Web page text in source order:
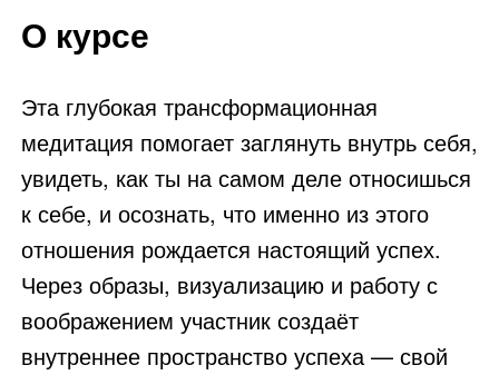
О курсе
Эта глубокая трансформационная
медитация помогает заглянуть внутрь себя,
увидеть, как ты на самом деле относишься
к себе, и осознать, что именно из этого
отношения рождается настоящий успех.
Через образы, визуализацию и работу с
воображением участник создаёт
внутреннее пространство успеха — свой